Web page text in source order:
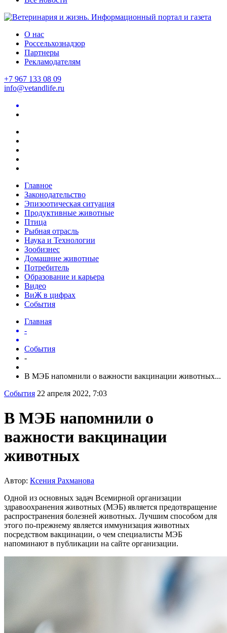
О нас
Россельхознадзор
Партнеры
Рекламодателям
+7 967 133 08 09
info@vetandlife.ru
Главное
Законодательство
Эпизоотическая ситуация
Продуктивные животные
Птица
Рыбная отрасль
Наука и Технологии
Зообизнес
Домашние животные
Потребитель
Образование и карьера
Видео
ВиЖ в цифрах
События
Главная
-
События
-
В МЭБ напомнили о важности вакцинации животных...
События 22 апреля 2022, 7:03
В МЭБ напомнили о
важности вакцинации
животных
Автор: Ксения Рахманова
Одной из основных задач Всемирной организации
здравоохранения животных (МЭБ) является предотвращение
распространения болезней животных. Лучшим способом для
этого по-прежнему является иммунизация животных
посредством вакцинации, о чем специалисты МЭБ
напоминают в публикации на сайте организации.